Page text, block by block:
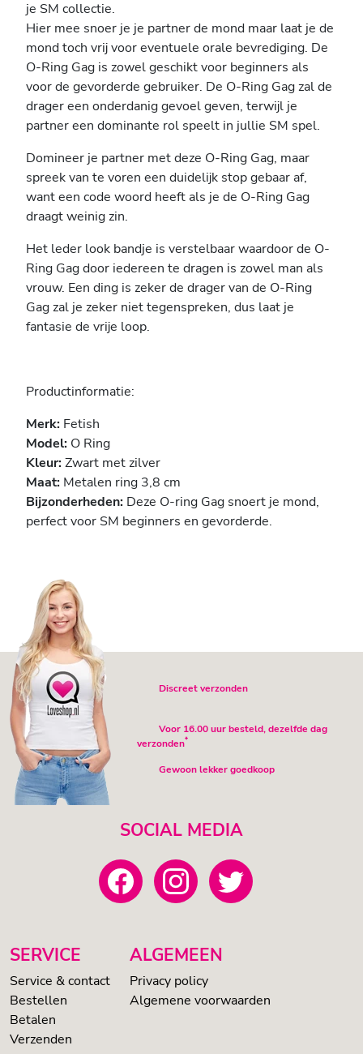
je SM collectie.
Hier mee snoer je je partner de mond maar laat je de
mond toch vrij voor eventuele orale bevrediging. De
O-Ring Gag is zowel geschikt voor beginners als
voor de gevorderde gebruiker. De O-Ring Gag zal de
drager een onderdanig gevoel geven, terwijl je
partner een dominante rol speelt in jullie SM spel.
Domineer je partner met deze O-Ring Gag, maar
spreek van te voren een duidelijk stop gebaar af,
want een code woord heeft als je de O-Ring Gag
draagt weinig zin.
Het leder look bandje is verstelbaar waardoor de O-
Ring Gag door iedereen te dragen is zowel man als
vrouw. Een ding is zeker de drager van de O-Ring
Gag zal je zeker niet tegenspreken, dus laat je
fantasie de vrije loop.
Productinformatie:
Merk: Fetish
Model: O Ring
Kleur:Zwart met zilver
Maat: Metalen ring 3,8 cm
Bijzonderheden: Deze O-ring Gag snoert je mond,
perfect voor SM beginners en gevorderde.
Discreet verzonden
Voor 16.00 uur besteld, dezelfde dag
verzonden*
Gewoon lekker goedkoop
SOCIAL MEDIA
SERVICE
Service & contact
Bestellen
Betalen
Verzenden
ALGEMEEN
Privacy policy
Algemene voorwaarden